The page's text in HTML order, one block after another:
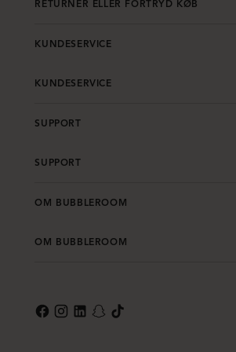
RETURNÉR ELLER FORTRYD KØB
KUNDESERVICE
KUNDESERVICE
SUPPORT
SUPPORT
OM BUBBLEROOM
OM BUBBLEROOM